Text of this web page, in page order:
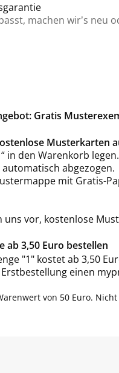
machen wir’s neu
Gratis
Musterkarten
in den Warenkorb legen.
abgezogen.
mit Gratis-
uns vor, kostenlose
ab 3,50 Euro bestellen
"1" kostet ab 3,50
einen
von 50 Euro.